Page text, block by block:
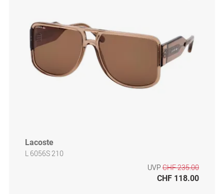
Lacoste
L 6056S 210
UVP CHF 235.00
CHF 118.00